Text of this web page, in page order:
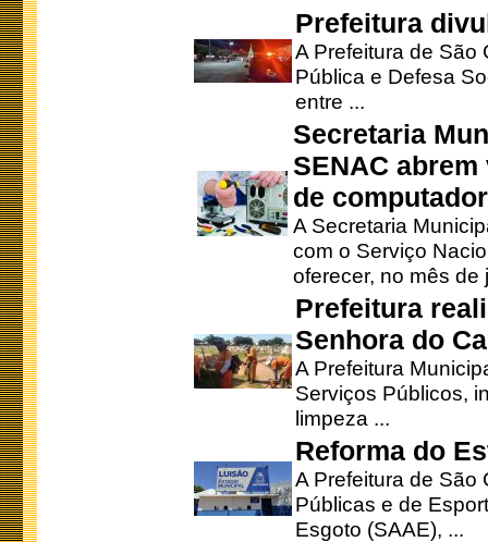
Prefeitura
A Prefeitura de São
Pública e Defesa
entre ...
Secretaria
SENAC
de
A Secretaria
com o Serviço
oferecer, no mês de
Prefeitura
Senhora do
A Prefeitura
Serviços Públicos,
limpeza ...
Reforma do
A Prefeitura de São
Públicas e de
Esgoto (SAAE), ...